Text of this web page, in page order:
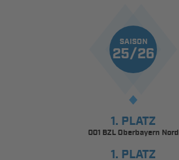
SAISON
25/26
1. PLATZ
001 BZL Oberbayern Nord
1. PLATZ